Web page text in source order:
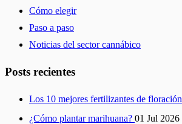
Cómo elegir
Paso a paso
Noticias del sector cannábico
Posts recientes
Los 10 mejores fertilizantes de floración
¿Cómo plantar marihuana? 01 Jul 2026